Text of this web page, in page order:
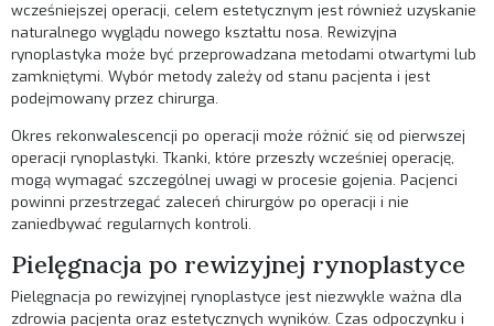
wcześniejszej operacji, celem estetycznym jest również uzyskanie
naturalnego wyglądu nowego kształtu nosa. Rewizyjna
rynoplastyka może być przeprowadzana metodami otwartymi lub
zamkniętymi. Wybór metody zależy od stanu pacjenta i jest
podejmowany przez chirurga.
Okres rekonwalescencji po operacji może różnić się od pierwszej
operacji rynoplastyki. Tkanki, które przeszły wcześniej operację,
mogą wymagać szczególnej uwagi w procesie gojenia. Pacjenci
powinni przestrzegać zaleceń chirurgów po operacji i nie
zaniedbywać regularnych kontroli.
Pielęgnacja po rewizyjnej rynoplastyce
Pielęgnacja po rewizyjnej rynoplastyce jest niezwykle ważna dla
zdrowia pacjenta oraz estetycznych wyników. Czas odpoczynku i